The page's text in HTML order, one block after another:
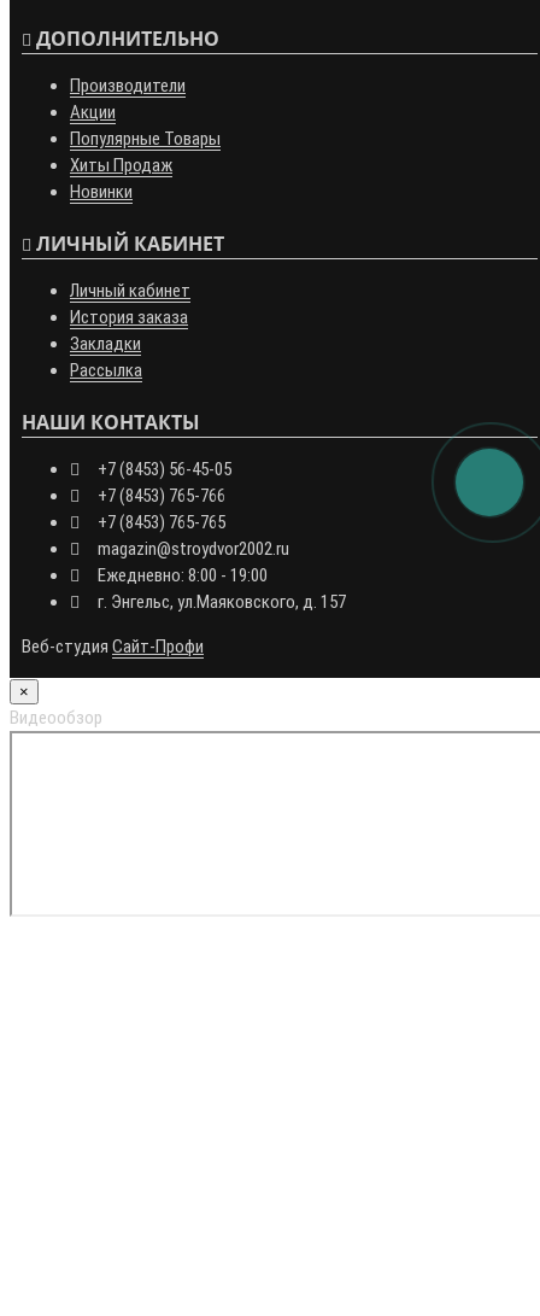
ДОПОЛНИТЕЛЬНО
Производители
Акции
Популярные Товары
Хиты Продаж
Новинки
ЛИЧНЫЙ КАБИНЕТ
Личный кабинет
История заказа
Закладки
Рассылка
НАШИ КОНТАКТЫ
+7 (8453) 56-45-05
+7 (8453) 765-766
+7 (8453) 765-765
magazin@stroydvor2002.ru
Ежедневно: 8:00 - 19:00
г. Энгельс, ул.Маяковского, д. 157
Веб-студия Сайт-Профи
×
Видеообзор